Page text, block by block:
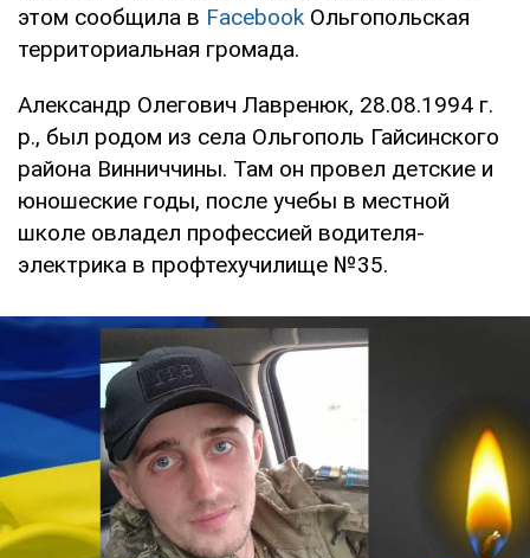
этом сообщила в Facebook Ольгопольская
территориальная громада.
Александр Олегович Лавренюк, 28.08.1994 г.
р., был родом из села Ольгополь Гайсинского
района Винниччины. Там он провел детские и
юношеские годы, после учебы в местной
школе овладел профессией водителя-
электрика в профтехучилище №35.